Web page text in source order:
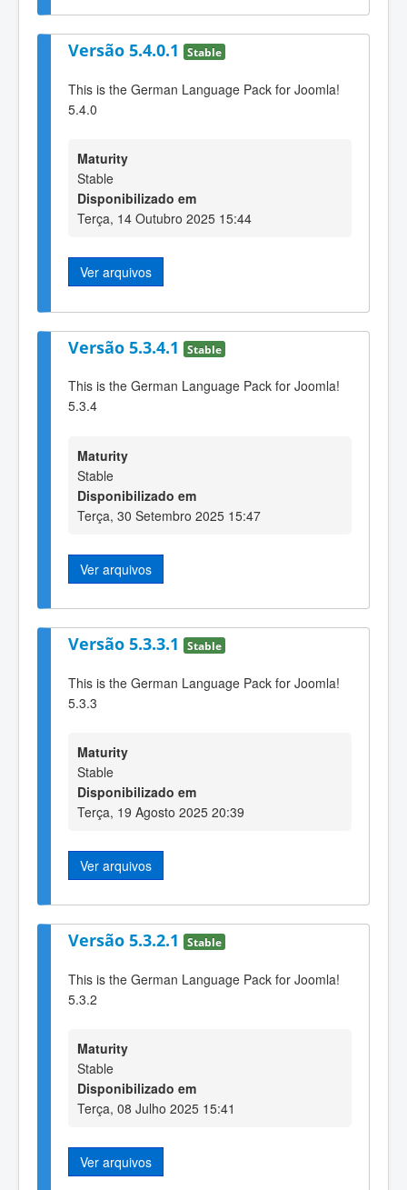
Versão 5.4.0.1 Stable
This is the German Language Pack for Joomla!
5.4.0
Maturity
Stable
Disponibilizado em
Terça, 14 Outubro 2025 15:44
Ver arquivos
Versão 5.3.4.1 Stable
This is the German Language Pack for Joomla!
5.3.4
Maturity
Stable
Disponibilizado em
Terça, 30 Setembro 2025 15:47
Ver arquivos
Versão 5.3.3.1 Stable
This is the German Language Pack for Joomla!
5.3.3
Maturity
Stable
Disponibilizado em
Terça, 19 Agosto 2025 20:39
Ver arquivos
Versão 5.3.2.1 Stable
This is the German Language Pack for Joomla!
5.3.2
Maturity
Stable
Disponibilizado em
Terça, 08 Julho 2025 15:41
Ver arquivos